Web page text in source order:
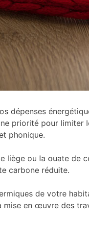
priorité pour
phonique.
ou la ouate
carbone réduite.
de votre
en œuvre des